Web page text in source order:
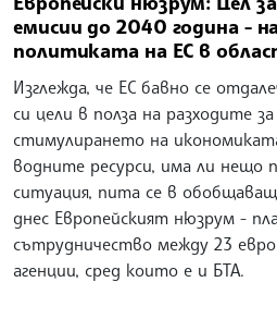
емисии до 2040 година -
политиката на ЕС в
Изглежда, че ЕС бавно се
си цели в полза на разходите
стимулирането на
водните ресурси, има ли нещо
ситуация, пита се в
днес Европейският нюзрум -
сътрудничество между 23
агенции, сред които е и БТА.